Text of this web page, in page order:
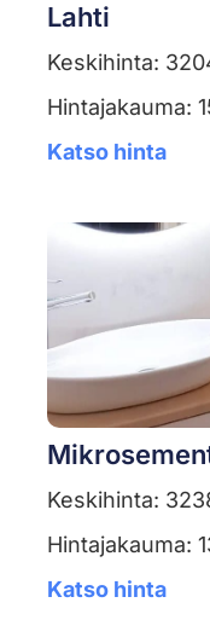
Lahti
Keskihinta:
Hintajakauma:
Katso hinta
Keskihinta:
Hintajakauma:
Katso hinta